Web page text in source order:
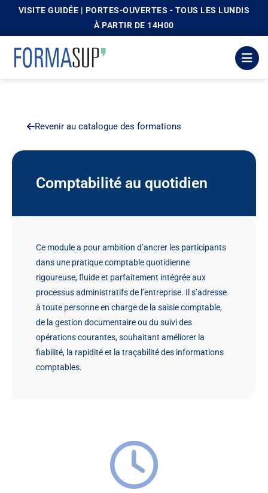
principalVISITE GUIDÉE | PORTES-OUVERTES - TOUS LES LUNDIS
À PARTIR DE 14H00
Revenir au catalogue des formations
Comptabilité au quotidien
Ce module a pour ambition d’ancrer les participants
dans une pratique comptable quotidienne
rigoureuse, fluide et parfaitement intégrée aux
processus administratifs de l’entreprise. Il s’adresse
à toute personne en charge de la saisie comptable,
de la gestion documentaire ou du suivi des
opérations courantes, souhaitant améliorer la
fiabilité, la rapidité et la traçabilité des informations
comptables.